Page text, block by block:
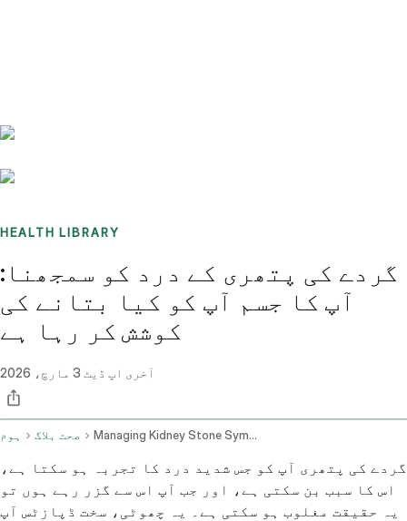
HEALTH LIBRARY
گردے کی پتھری کے درد کو سمجھنا:
آپ کا جسم آپ کو کیا بتانے کی
کوشش کر رہا ہے
آخری اپ ڈیٹ 3 مارچ، 2026
ہوم صحت بلاگ Managing Kidney Stone Symptoms Pain And Associated Issues
گردے کی پتھری آپ کو جس شدید درد کا تجربہ ہو سکتا ہے،
اس کا سبب بن سکتی ہے، اور جب آپ اس سے گزر رہے ہوں تو
یہ حقیقت مغلوب ہو سکتی ہے۔ یہ چھوٹی، سخت ڈپازٹس آپ